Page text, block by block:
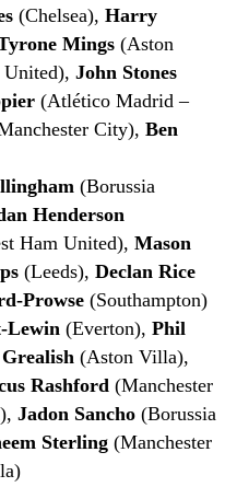
(Chelsea), Harry
Mings (Aston
United), John Stones
(Atlético Madrid –
City), Ben
(Borussia
Henderson
Ham United), Mason
(Leeds), Declan Rice
Prowse (Southampton)
Lewin (Everton), Phil
(Aston Villa),
Rashford (Manchester
Jadon Sancho (Borussia
Sterling (Manchester